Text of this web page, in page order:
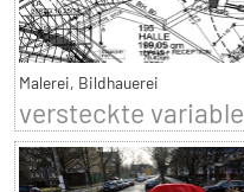
Malerei, Bildhauerei
versteckte variable